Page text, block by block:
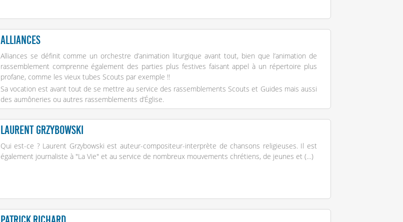
Alliances
Alliances se définit comme un orchestre d’animation liturgique avant tout, bien que l’animation de
rassemblement comprenne également des parties plus festives faisant appel à un répertoire plus
profane, comme les vieux tubes Scouts par exemple !!
Sa vocation est avant tout de se mettre au service des rassemblements Scouts et Guides mais aussi
des aumôneries ou autres rassemblements d’Église.
Laurent Grzybowski
Qui est-ce ? Laurent Grzybowski est auteur-compositeur-interprète de chansons religieuses. Il est
également journaliste à "La Vie" et au service de nombreux mouvements chrétiens, de jeunes et (…)